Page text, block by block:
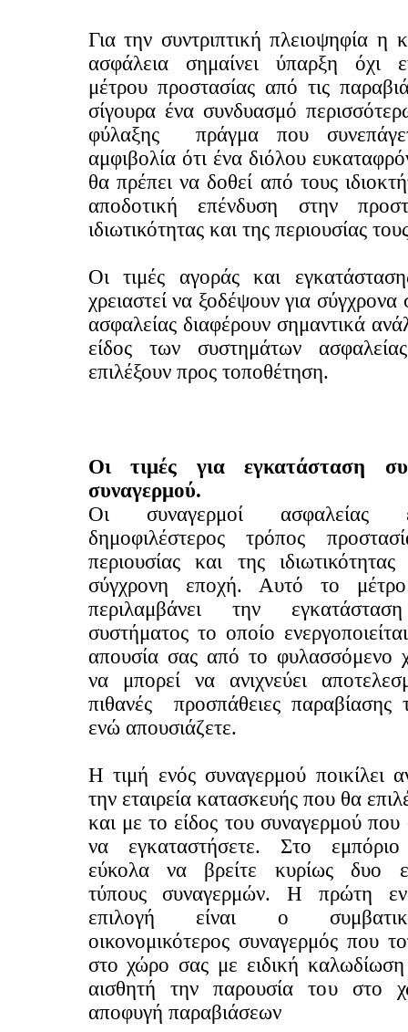
Για την συντριπτική πλειοψηφία η
ασφάλεια σημαίνει ύπαρξη όχι
μέτρου προστασίας από τις
σίγουρα ένα συνδυασμό
φύλαξης πράγμα που
αμφιβολία ότι ένα διόλου
θα πρέπει να δοθεί από τους
αποδοτική επένδυση στην
ιδιωτικότητας και της περιουσίας
Οι τιμές αγοράς και
χρειαστεί να ξοδέψουν για σύγχρονα
ασφαλείας διαφέρουν σημαντικά
είδος των συστημάτων
επιλέξουν προς τοποθέτηση.
Οι τιμές για εγκατάσταση
συναγερμού.
Οι συναγερμοί ασφαλείας
δημοφιλέστερος τρόπος
περιουσίας και της
σύγχρονη εποχή. Αυτό το
περιλαμβάνει την
συστήματος το οποίο
απουσία σας από το φυλασσόμενο
να μπορεί να ανιχνεύει
πιθανές προσπάθειες παραβίασης
ενώ απουσιάζετε.
Η τιμή ενός συναγερμού ποικίλει
την εταιρεία κατασκευής που θα
και με το είδος του συναγερμού που
να εγκαταστήσετε. Στο εμπόριο
εύκολα να βρείτε κυρίως δυο
τύπους συναγερμών. Η πρώτη
επιλογή είναι ο
οικονομικότερος συναγερμός που
στο χώρο σας με ειδική καλωδίωση
αισθητή την παρουσία του στο
αποφυγή παραβιάσεων